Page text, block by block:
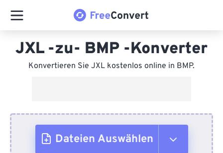
JXL -zu- BMP -Konverter
Konvertieren Sie JXL kostenlos online in BMP.
Dateien Auswählen